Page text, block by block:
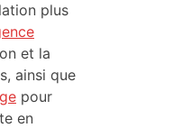
plus
et la
ainsi que
pour
en